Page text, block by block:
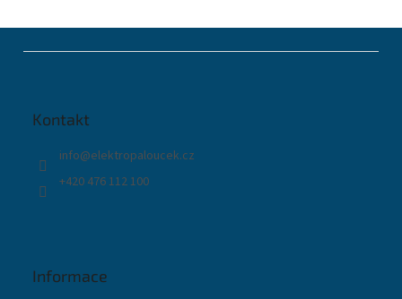
Kontakt
info@elektropaloucek.cz
+420 476 112 100
Informace